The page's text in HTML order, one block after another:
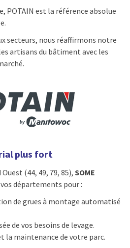
POTAIN est la référence absolue
secteurs, nous réaffirmons notre
artisans du bâtiment avec les
plus fort
(44, 49, 79, 85), SOME
départements pour :
de grues à montage automatisé
de vos besoins de levage.
la maintenance de votre parc.